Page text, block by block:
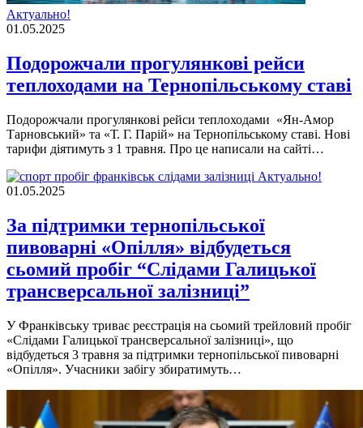
Актуально!
01.05.2025
Подорожчали прогулянкові рейси
теплоходами на Тернопільському ставі
Подорожчали прогулянкові рейси теплоходами «Ян-Амор
Тарновський» та «Т. Г. Парій» на Тернопільському ставі. Нові
тарифи діятимуть з 1 травня. Про це написали на сайті…
Актуально!
01.05.2025
За підтримки тернопільської
пивоварні «Опілля» відбудеться
сьомий пробіг “Слідами Галицької
трансверсальної залізниці”
У Франківську триває реєстрація на сьомий трейловий пробіг
«Слідами Галицької трансверсальної залізниці», що
відбудеться 3 травня за підтримки тернопільської пивоварні
«Опілля». Учасники забігу збиратимуть…